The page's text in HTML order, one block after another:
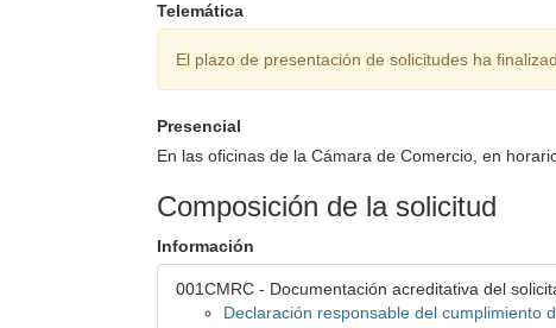
Telemática
El plazo de presentación de solicitudes ha
Presencial
En las oficinas de la Cámara de Comercio, en
Composición de la solicitud
Información
001CMRC - Documentación acreditativa del
Declaración responsable del cumplimiento